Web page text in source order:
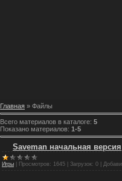
Главная » Файлы
Всего материалов в каталоге: 5
Показано материалов: 1-5
Saveman начальная версия
Игры Просмотров: 1645 Загрузок: 0